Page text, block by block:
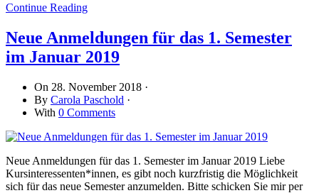
Continue Reading
Neue Anmeldungen für das 1. Semester
im Januar 2019
On 28. November 2018 ·
By Carola Paschold ·
With 0 Comments
Neue Anmeldungen für das 1. Semester im Januar 2019 Liebe
Kursinteressenten*innen, es gibt noch kurzfristig die Möglichkeit
sich für das neue Semester anzumelden. Bitte schicken Sie mir per